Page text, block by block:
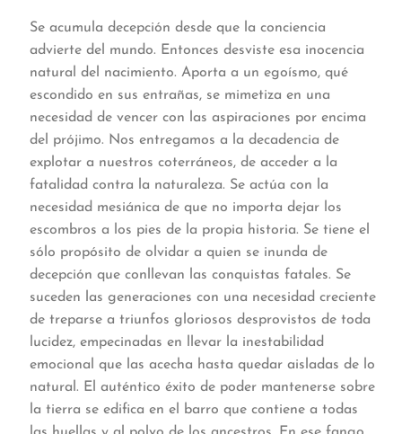
Se acumula decepción desde que la conciencia
advierte del mundo. Entonces desviste esa inocencia
natural del nacimiento. Aporta a un egoísmo, qué
escondido en sus entrañas, se mimetiza en una
necesidad de vencer con las aspiraciones por encima
del prójimo. Nos entregamos a la decadencia de
explotar a nuestros coterráneos, de acceder a la
fatalidad contra la naturaleza. Se actúa con la
necesidad mesiánica de que no importa dejar los
escombros a los pies de la propia historia. Se tiene el
sólo propósito de olvidar a quien se inunda de
decepción que conllevan las conquistas fatales. Se
suceden las generaciones con una necesidad creciente
de treparse a triunfos gloriosos desprovistos de toda
lucidez, empecinadas en llevar la inestabilidad
emocional que las acecha hasta quedar aisladas de lo
natural. El auténtico éxito de poder mantenerse sobre
la tierra se edifica en el barro que contiene a todas